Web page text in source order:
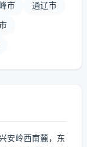
市 通辽市
安岭西南麓，东